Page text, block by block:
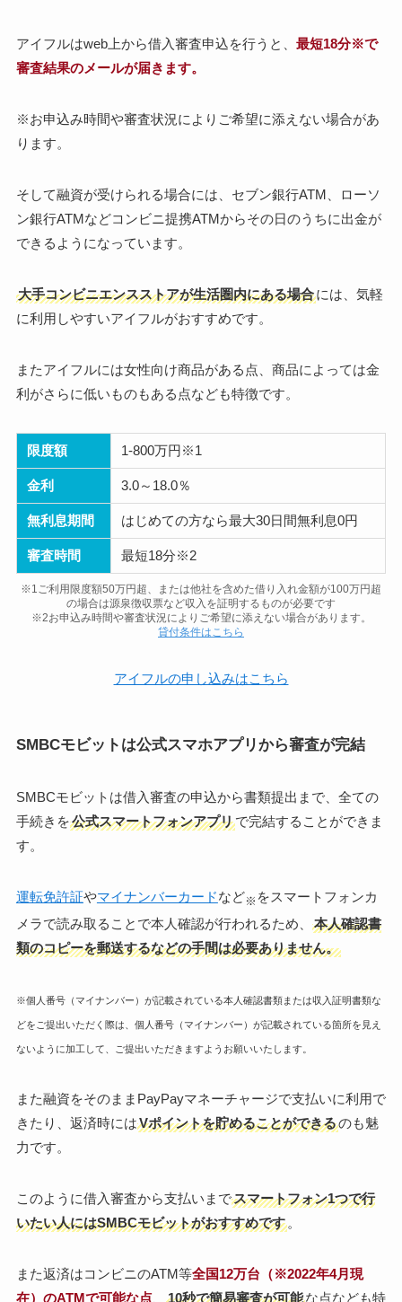
アイフルはweb上から借入審査申込を行うと、 最短18分※で
審査結果のメールが届きます。
※お申込み時間や審査状況によりご希望に添えない場合があ
ります。
そして融資が受けられる場合には、セブン銀行ATM、ローソ
ン銀行ATMなどコンビニ提携ATMからその日のうちに出金が
できるようになっています。
大手コンビニエンスストアが生活圏内にある場合には、気軽
に利用しやすいアイフルがおすすめです。
またアイフルには女性向け商品がある点、商品によっては金
利がさらに低いものもある点なども特徴です。
限度額 1-800万円※1
金利 3.0～18.0％
無利息期間 はじめての方なら最大30日間無利息0円
審査時間 最短18分※2
※1ご利用限度額50万円超、または他社を含めた借り入れ金額が100万円超
の場合は源泉徴収票など収入を証明するものが必要です
※2お申込み時間や審査状況によりご希望に添えない場合があります。
貸付条件はこちら
アイフルの申し込みはこちら
SMBCモビットは公式スマホアプリから審査が完結
SMBCモビットは借入審査の申込から書類提出まで、全ての
手続きを公式スマートフォンアプリで完結することができま
す。
運転免許証やマイナンバーカードなど※ をスマートフォンカ
メラで読み取ることで本人確認が行われるため、
本人確認書
類のコピーを郵送するなどの手間は必要ありません。
※個人番号（マイナンバー）が記載されている本人確認書類または収入証明書類な
どをご提出いただく際は、個人番号（マイナンバー）が記載されている箇所を見え
ないように加工して、ご提出いただきますようお願いいたします。
また融資をそのままPayPayマネーチャージで支払いに利用で
きたり、返済時にはVポイントを貯めることができるのも魅
力です。
このように借入審査から支払いまでスマートフォン1つで行
いたい人にはSMBCモビットがおすすめです。
また返済はコンビニのATM等全国12万台（※2022年4月現
在） のATMで可能な点、 10秒で簡易審査が可能な点なども特